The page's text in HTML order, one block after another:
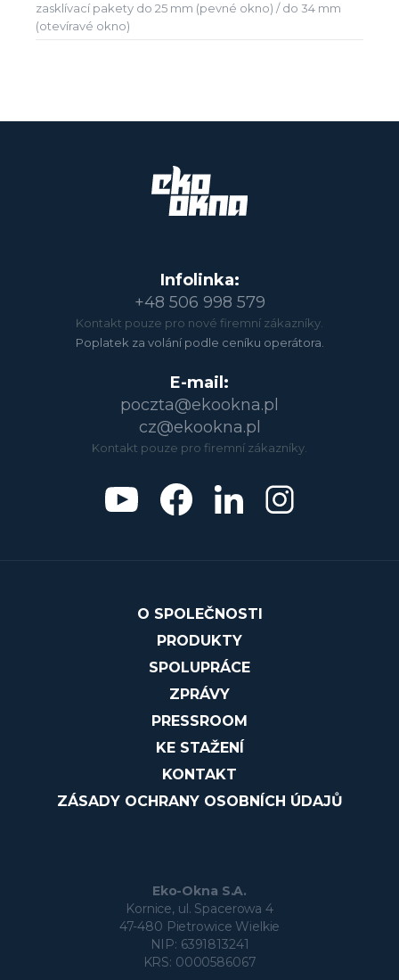
zasklívací pakety do 25 mm (pevné okno) / do 34 mm
(otevíravé okno)
Infolinka:
+48 506 998 579
Kontakt pouze pro nové firemní zákazníky.
Poplatek za volání podle ceníku operátora.
E-mail:
poczta@ekookna.pl
cz@ekookna.pl
Kontakt pouze pro firemní zákazníky.
O SPOLEČNOSTI
PRODUKTY
SPOLUPRÁCE
ZPRÁVY
PRESSROOM
KE STAŽENÍ
KONTAKT
ZÁSADY OCHRANY OSOBNÍCH ÚDAJŮ
Eko-Okna S.A.
Kornice, ul. Spacerowa 4
47-480 Pietrowice Wielkie
NIP: 6391813241
KRS: 0000586067